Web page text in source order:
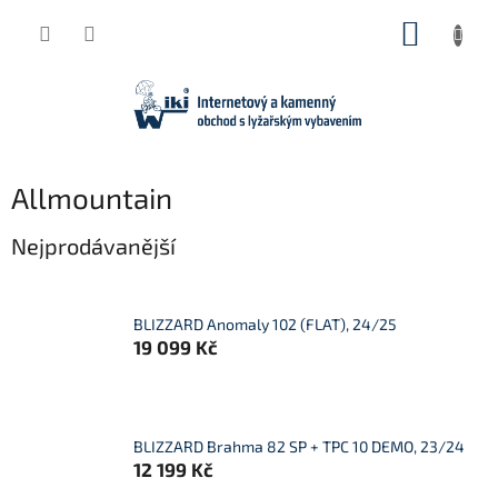
Allmountain
Nejprodávanější
BLIZZARD Anomaly 102 (FLAT), 24/25
19 099 Kč
BLIZZARD Brahma 82 SP + TPC 10 DEMO, 23/24
12 199 Kč